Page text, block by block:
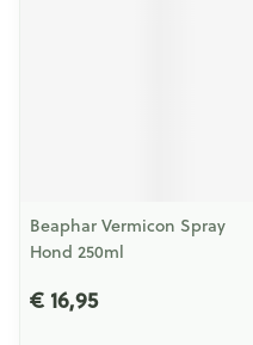
Beaphar Vermicon Spray
Hond 250ml
€ 16,95